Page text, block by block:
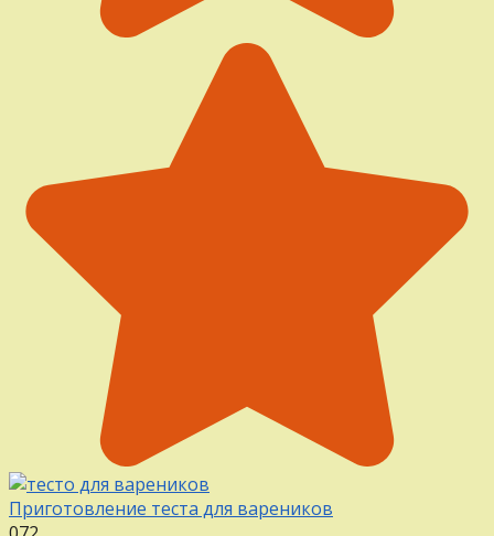
Приготовление теста для вареников